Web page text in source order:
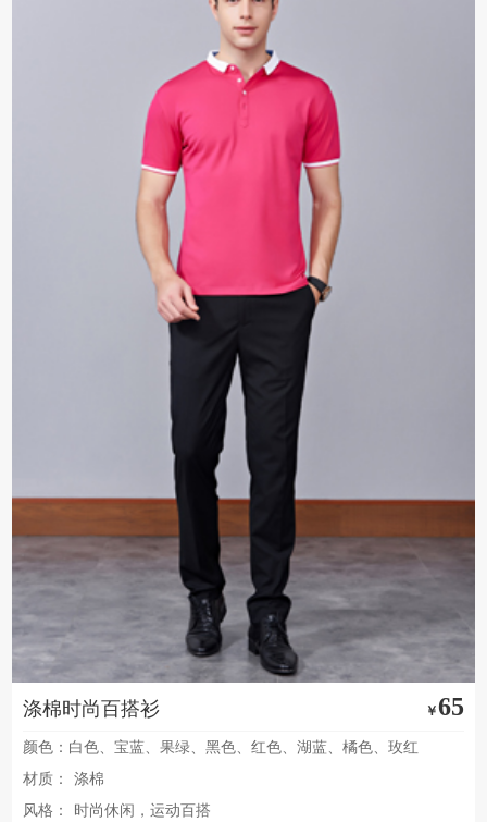
涤棉时尚百搭衫 ￥65
颜色：白色、宝蓝、果绿、黑色、红色、湖蓝、橘色、玫红
材质：
涤棉
风格：
时尚休闲，运动百搭